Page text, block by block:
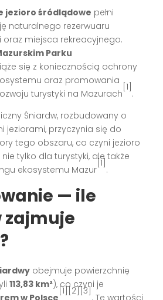
jezioro śródlądowe pełni
naturalnego rezerwuaru
miejsca rekreacyjnego.
Parku
się z koniecznością ochrony
oraz promowania
turystyki na Mazurach
[1]
.
Śniardw, rozbudowany o
jeziorami, przyczynia się do
tego obszaru, co czyni jezioro
tylko dla turystyki, ale także
ekosystemu Mazur
[1]
.
— ile
zajmuje
obejmuje powierzchnię
113,83 km²), co czyni je
w Polsce
[1][2][3]
. Te wartości